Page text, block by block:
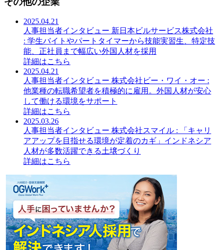
2025.04.21
人事担当者インタビュー 新日本ビルサービス株式会社
: 学生バイトやパートタイマーから技能実習生、特定技
能、正社員まで幅広い外国人材を採用
詳細はこちら
2025.04.21
人事担当者インタビュー 株式会社ビー・ワイ・オー :
他業種の転職希望者を積極的に雇用。外国人材が安心
して働ける環境をサポート
詳細はこちら
2025.03.26
人事担当者インタビュー 株式会社スマイル : 「キャリ
アアップを目指せる環境が定着のカギ」インドネシア
人材が多数活躍できる土壌づくり
詳細はこちら